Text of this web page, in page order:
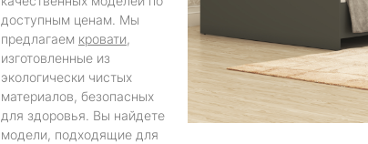
доступным ценам. Мы
предлагаем кровати,
изготовленные из
экологически чистых
материалов, безопасных
для здоровья. Вы найдете
модели, подходящие для